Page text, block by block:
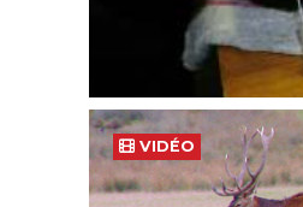
VIDÉO